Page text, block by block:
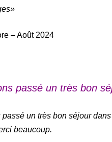
– Août 2024
passé un très bon
un très bon séjour
beaucoup.